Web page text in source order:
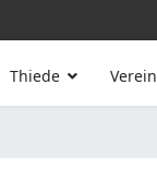
Thiede Verein